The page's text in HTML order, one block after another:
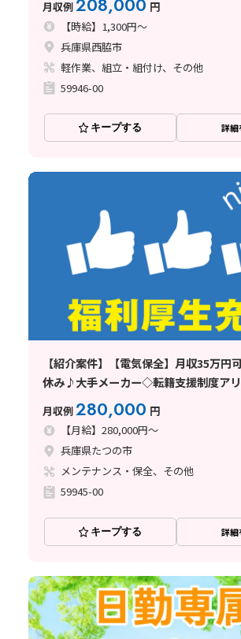
月収例208,000 円
【時給】1,300円～
兵庫県西脇市
軽作業、組立・組付け、その他
59946-00
キープする 詳細
【紹介案件】【電気保全】月収35万円
休み♪大手メーカー◇転籍支援制度ア
月収例280,000 円
【月給】280,000円～
兵庫県たつの市
メンテナンス・保全、その他
59945-00
キープする 詳細